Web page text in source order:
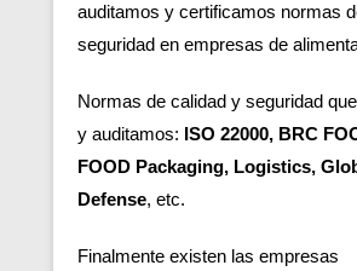
auditamos y certificamos normas
seguridad en empresas de
Normas de calidad y seguridad
y auditamos: ISO 22000, BRC
FOOD Packaging, Logistics,
Defense, etc.
Finalmente existen las empresas